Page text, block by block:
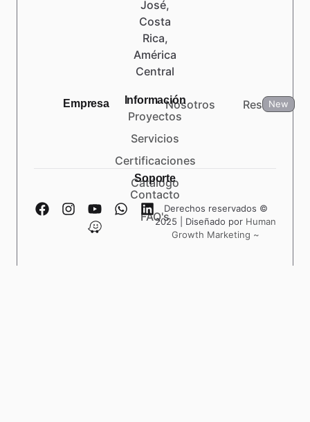
José,
Costa
Rica,
América
Central
Empresa Nosotros Reseñas
New
Información
Proyectos
Servicios
Certificaciones
Catálogo
Soporte
Contacto
FAQ's
Derechos reservados ©
2025 | Diseñado por Human
Growth Marketing ~